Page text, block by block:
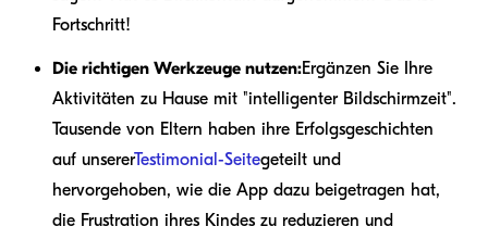
Fortschritt!
Die richtigen Werkzeuge nutzen:Ergänzen Sie Ihre
Aktivitäten zu Hause mit "intelligenter Bildschirmzeit".
Tausende von Eltern haben ihre Erfolgsgeschichten
auf unsererTestimonial-Seitegeteilt und
hervorgehoben, wie die App dazu beigetragen hat,
die Frustration ihres Kindes zu reduzieren und